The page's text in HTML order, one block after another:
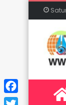
Facebook